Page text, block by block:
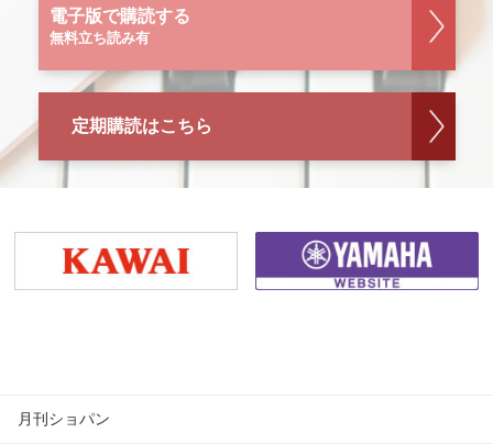
電子版で購読する
無料立ち読み有
定期購読はこちら
月刊ショパン